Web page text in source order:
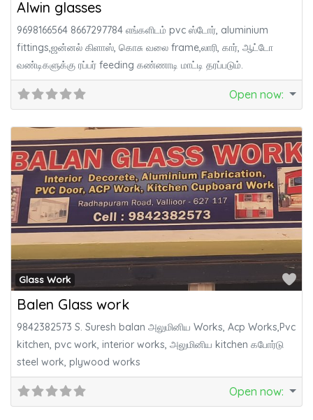
Alwin glasses
9698166564 8667297784 எங்களிடம் pvc ஸ்டோர், aluminium
fittings,ஜன்னல் கிளாஸ், கொசு வலை frame,லாரி, கார், ஆட்டோ
வண்டிகளுக்கு ரப்பர் feeding கண்ணாடி மாட்டி தரப்படும்.
Open now:
Glass Work
Balen Glass work
9842382573 S. Suresh balan அலுமினிய Works, Acp Works,Pvc
kitchen, pvc work, interior works, அலுமினிய kitchen கபோர்டு
steel work, plywood works
Open now: